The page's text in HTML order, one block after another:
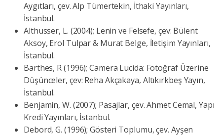
Aygıtları, çev. Alp Tümertekin, İthaki Yayınları,
İstanbul.
Althusser, L. (2004); Lenin ve Felsefe, çev: Bülent
Aksoy, Erol Tulpar & Murat Belge, İletişim Yayınları,
İstanbul.
Barthes, R (1996); Camera Lucida: Fotoğraf Üzerine
Düşünceler, çev: Reha Akçakaya, Altıkırkbeş Yayın,
İstanbul.
Benjamin, W. (2007); Pasajlar, çev. Ahmet Cemal, Yapı
Kredi Yayınları, İstanbul.
Debord, G. (1996); Gösteri Toplumu, çev. Ayşen